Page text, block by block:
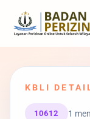
KBLI
10612 1